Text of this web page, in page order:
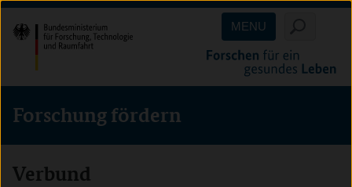
Direkt
zum
Inhalt
(Eingabetaste)
Direkt
zum
Hauptmenu
(Eingabetaste)
Direkt
zur
Suche
(Eingabetaste)
MENU
Forschung fördern
Verbund